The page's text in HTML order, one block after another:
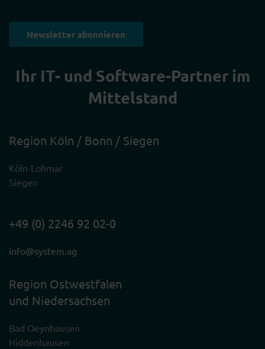
Newsletter abonnieren
Ihr IT- und Software-Partner im
Mittelstand
Region Köln / Bonn / Siegen
Köln-Lohmar
Siegen
+49 (0) 2246 92 02-0
info@system.ag
Region Ostwestfalen
und Niedersachsen
Bad Oeynhausen
Hiddenhausen